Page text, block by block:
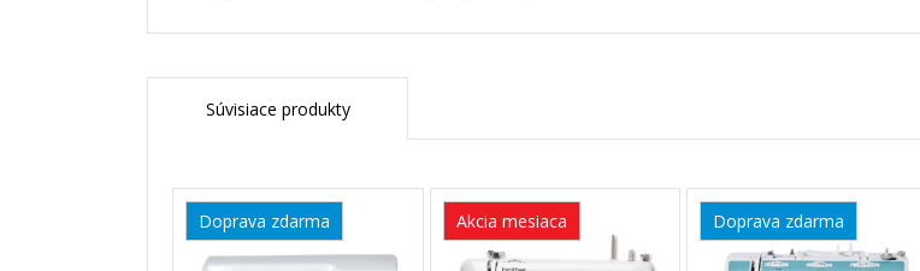
Súvisiace produkty
Doprava zdarma Akcia mesiaca Doprava zdarma